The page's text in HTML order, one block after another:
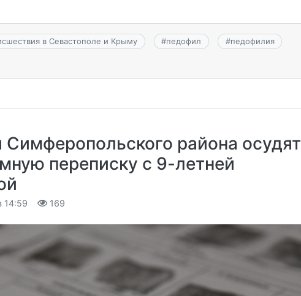
в Севастополе и Крыму #педофил #педофилия
района осудят
переписку с 9-летней
14:59 169